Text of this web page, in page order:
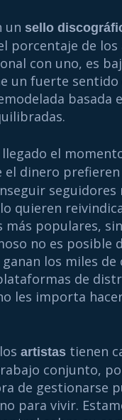
un sello
porcentaje de
con uno, es
un fuerte sentido
basada
llegado el
el dinero
seguidores
quieren
más populares,
no es posible
los miles
de
les importa
artistas tienen
conjunto,
de gestionarse
para vivir.